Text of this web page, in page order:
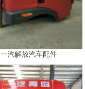
一汽解放汽车配件